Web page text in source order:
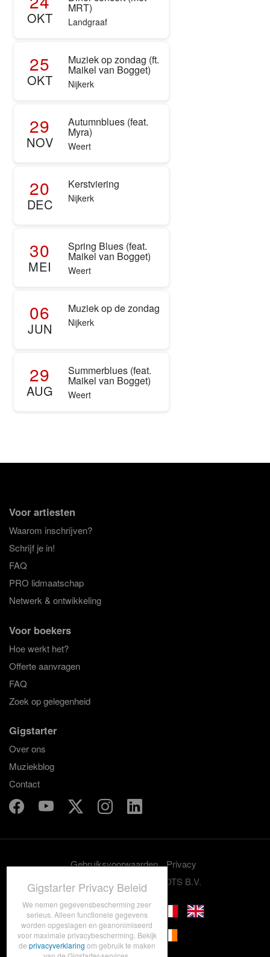
OKT
MRT)
Landgraaf
25
OKT
Muziek op zondag (ft.
Maikel van Bogget)
Nijkerk
29
NOV
Autumnblues (feat.
Myra)
Weert
20
DEC
Kerstviering
Nijkerk
30
MEI
Spring Blues (feat.
Maikel van Bogget)
Weert
06
JUN
Muziek op de zondag
Nijkerk
29
AUG
Summerblues (feat.
Maikel van Bogget)
Weert
Voor artiesten
Waarom inschrijven?
Schrijf je in!
FAQ
PRO lidmaatschap
Netwerk & ontwikkeling
Voor boekers
Hoe werkt het?
Offerte aanvragen
FAQ
Zoek op gelegenheid
Gigstarter
Over ons
Muziekblog
Contact
Gebruiksvoorwaarden
Privacy
© 2012-2026 GRASSROOTS B.V.
Gigstarter Privacy Beleid
We nemen gegevensbescherming zeer
serieus. Alleen functionele gegevens
worden opgeslagen en geanonimiseerd
voor maximale privacybescherming. Bekijk
de privacyverklaring om gebruik te maken